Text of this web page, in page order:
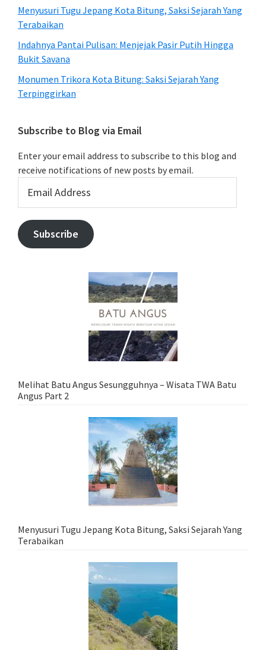
Menyusuri Tugu Jepang Kota Bitung, Saksi Sejarah Yang
Terabaikan
Indahnya Pantai Pulisan: Menjejak Pasir Putih Hingga
Bukit Savana
Monumen Trikora Kota Bitung: Saksi Sejarah Yang
Terpinggirkan
Subscribe to Blog via Email
Enter your email address to subscribe to this blog and
receive notifications of new posts by email.
Address
Subscribe
Melihat Batu Angus Sesungguhnya – Wisata TWA Batu
Angus Part 2
Menyusuri Tugu Jepang Kota Bitung, Saksi Sejarah Yang
Terabaikan